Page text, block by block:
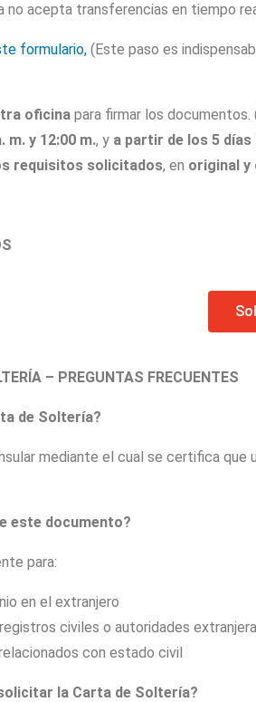
no acepta transferencias en tiempo
formulario, (Este paso es
oficina para firmar los documentos.
m. y 12:00 m., y a partir de los 5
requisitos solicitados, en original y
– PREGUNTAS FRECUENTES
de Soltería?
mediante el cual se certifica que
este documento?
para:
en el extranjero
civiles o autoridades
con estado civil
la Carta de Soltería?